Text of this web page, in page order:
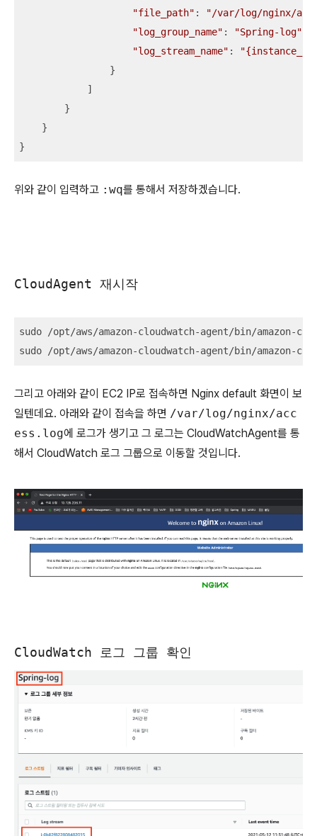
"file_path" :
"/var/log/nginx/
"log_group_name" : "Spring-log"
"log_stream_name" :
                }
            ]
        }
    }
}
위와 같이 입력하고 :wq를 통해서 저장하겠습니다.
CloudAgent 재시작
sudo /opt/aws/amazon-cloudwatch-agent/bin/amazon-
sudo
/opt/aws/amazon-cloudwatch-agent/bin/amazon-
그리고 아래와 같이 EC2 IP로 접속하면 Nginx default 화면이 보
일텐데요. 아래와 같이 접속을 하면 /var/log/nginx/acc
ess.log에 로그가 생기고 그 로그는 CloudWatchAgent를 통
해서 CloudWatch 로그 그룹으로 이동할 것입니다.
CloudWatch 로그 그룹 확인